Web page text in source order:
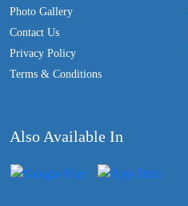
Photo Gallery
Contact Us
Privacy Policy
Terms & Conditions
Also Available In